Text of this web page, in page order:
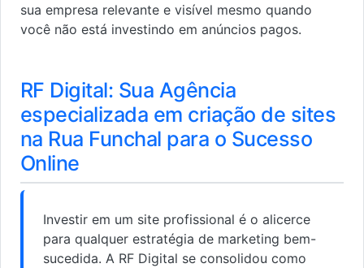
sua empresa relevante e visível mesmo quando
você não está investindo em anúncios pagos.
RF Digital: Sua Agência
especializada em criação de sites
na Rua Funchal para o Sucesso
Online
Investir em um site profissional é o alicerce
para qualquer estratégia de marketing bem-
sucedida. A RF Digital se consolidou como